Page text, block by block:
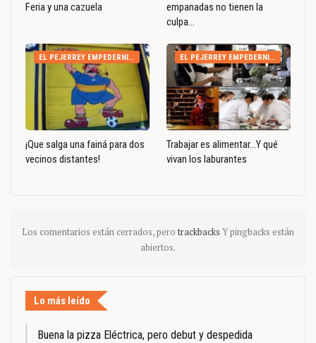
Feria y una cazuela
empanadas no tienen la
culpa…
EL PEJERREY EMPEDERNIDO
¡Que salga una fainá para dos
vecinos distantes!
EL PEJERREY EMPEDERNIDO
Trabajar es alimentar…Y qué
vivan los laburantes
Los comentarios están cerrados, pero trackbacks Y pingbacks están
abiertos.
Lo más leído
Buena la pizza Eléctrica, pero debut y despedida